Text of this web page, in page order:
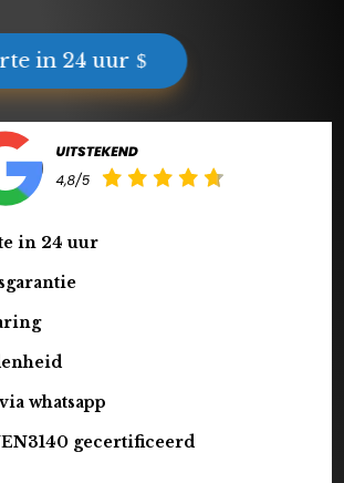
in 24 uur
in 24 uur
whatsapp
gecertificeerd